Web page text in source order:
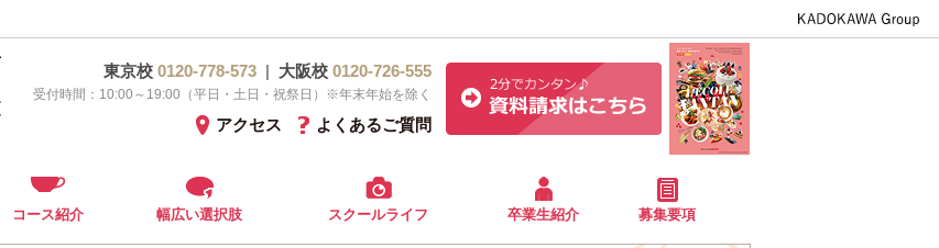
東京校 0120-778-573 | 大阪校 0120-726-555
受付時間：10:00～19:00（平日・土日・祝祭日）※年末年始を除く
よくあるご質問
アクセス
コース紹介 幅広い選択肢 スクールライフ 卒業生紹介 募集要項